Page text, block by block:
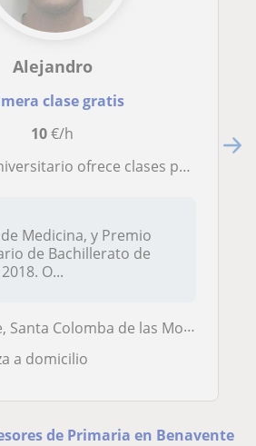
Alejandro
clase gratis
10€/h
clases para alumnos de hasta bachillerato
Medicina, y Premio
de Bachillerato de
O...
de las Monjas, Santa Cristina de la Polvorosa...
a domicilio
de Primaria en Benavente